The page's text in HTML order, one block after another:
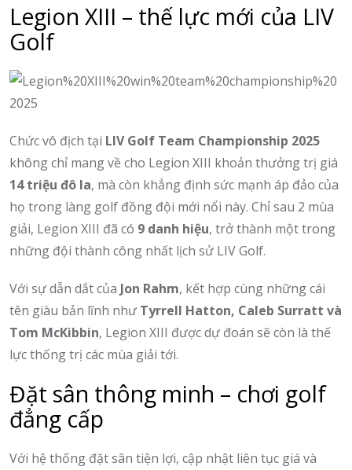
Legion XIII – thế lực mới của LIV
Golf
Chức vô địch tại LIV Golf Team Championship 2025
không chỉ mang về cho Legion XIII khoản thưởng trị giá
14 triệu đô la, mà còn khẳng định sức mạnh áp đảo của
họ trong làng golf đồng đội mới nổi này. Chỉ sau 2 mùa
giải, Legion XIII đã có 9 danh hiệu, trở thành một trong
những đội thành công nhất lịch sử LIV Golf.
Với sự dẫn dắt của Jon Rahm, kết hợp cùng những cái
tên giàu bản lĩnh như Tyrrell Hatton, Caleb Surratt và
Tom McKibbin, Legion XIII được dự đoán sẽ còn là thế
lực thống trị các mùa giải tới.
Đặt sân thông minh – chơi golf
đẳng cấp
Với hệ thống đặt sân tiện lợi, cập nhật liên tục giá và